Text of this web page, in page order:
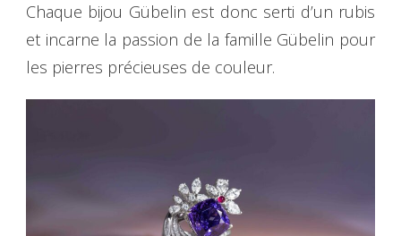
Chaque bijou Gübelin est donc serti d’un rubis
et incarne la passion de la famille Gübelin pour
les pierres précieuses de couleur.